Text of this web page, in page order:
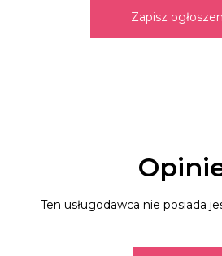
Zapisz
Ten usługodawca nie posiada